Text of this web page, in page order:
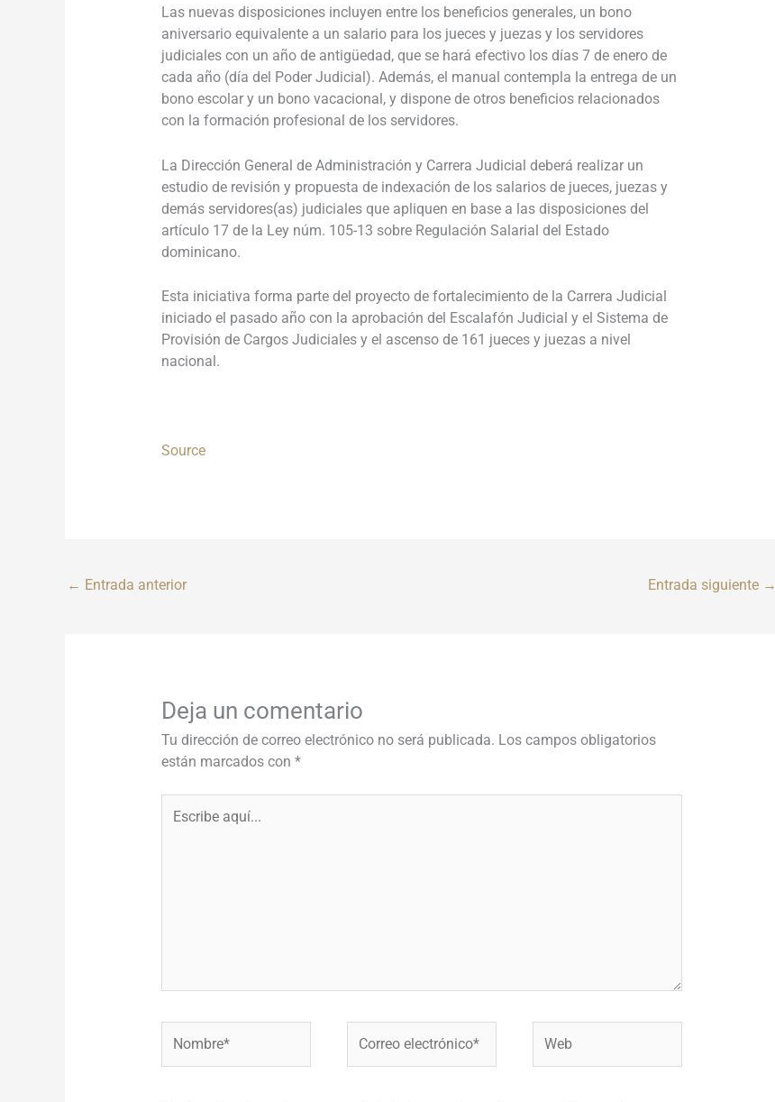
Las nuevas disposiciones incluyen entre los beneficios generales, un bono
aniversario equivalente a un salario para los jueces y juezas y los servidores
judiciales con un año de antigüedad, que se hará efectivo los días 7 de enero de
cada año (día del Poder Judicial). Además,el manual contempla la entrega de un
bono escolar y un bono vacacional, y dispone de otros beneficios relacionados
con la formación profesional de los servidores.
La Dirección General de Administración y Carrera Judicial deberá realizar un
estudio de revisión y propuesta de indexación de los salarios de jueces, juezas y
demás servidores(as) judiciales que apliquen en base a las disposiciones del
artículo 17 de la Ley núm. 105-13 sobre Regulación Salarial del Estado
dominicano.
Esta iniciativa forma parte del proyecto de fortalecimiento de la Carrera Judicial
iniciado el pasado año con la aprobación del Escalafón Judicial y el Sistema de
Provisión de Cargos Judiciales y el ascenso de 161 jueces y juezas a nivel
nacional.
Source
← Entrada anterior Entrada siguiente →
Deja un comentario
Tu dirección de correo electrónico no será publicada. Los campos obligatorios
están marcados con *
aquí...
electrónico*